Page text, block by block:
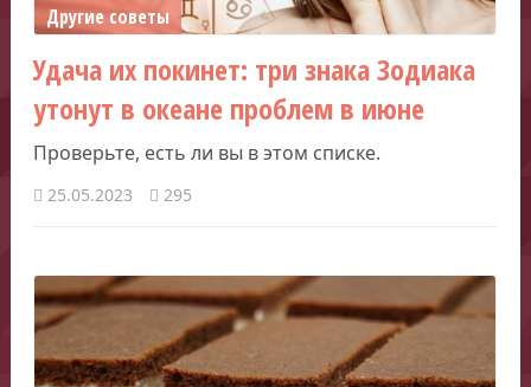
Другие советы
Удача их покинет: три знака Зодиака
утонут в океане проблем в июне
Проверьте, есть ли вы в этом списке.
25.05.2023 295